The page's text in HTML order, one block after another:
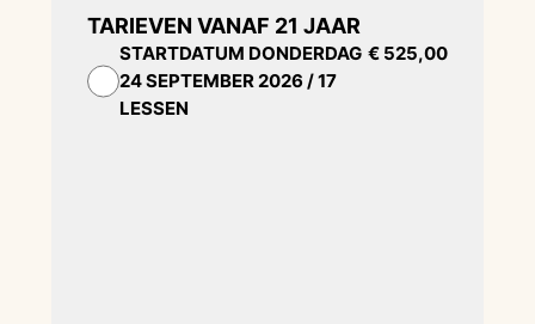
TARIEVEN VANAF 21 JAAR
STARTDATUM DONDERDAG
24 SEPTEMBER 2026 / 17
LESSEN
€ 525,00